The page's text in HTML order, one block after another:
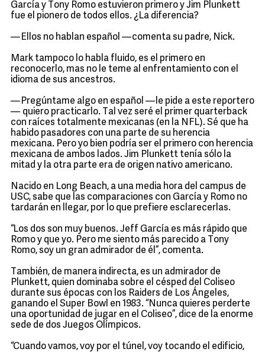
García y Tony Romo estuvieron primero y Jim Plunkett
fue el pionero de todos ellos. ¿La diferencia?
—Ellos no hablan español —comenta su padre, Nick.
Mark tampoco lo habla fluido, es el primero en
reconocerlo, mas no le teme al enfrentamiento con el
idioma de sus ancestros.
—Pregúntame algo en español —le pide a este reportero
— quiero practicarlo. Tal vez seré el primer quarterback
con raíces totalmente mexicanas (en la NFL). Sé que ha
habido pasadores con una parte de su herencia
mexicana. Pero yo bien podría ser el primero con herencia
mexicana de ambos lados. Jim Plunkett tenía sólo la
mitad y la otra parte era de origen nativo americano.
Nacido en Long Beach, a una media hora del campus de
USC, sabe que las comparaciones con García y Romo no
tardarán en llegar, por lo que prefiere esclarecerlas.
“Los dos son muy buenos. Jeff García es más rápido que
Romo y que yo. Pero me siento más parecido a Tony
Romo, soy un gran admirador de él”, comenta.
También, de manera indirecta, es un admirador de
Plunkett, quien dominaba sobre el césped del Coliseo
durante sus épocas con los Raiders de Los Ángeles,
ganando el Super Bowl en 1983. “Nunca quieres perderte
una oportunidad de jugar en el Coliseo”, dice de la enorme
sede de dos Juegos Olímpicos.
“Cuando vamos, voy por el túnel, voy tocando el edificio,